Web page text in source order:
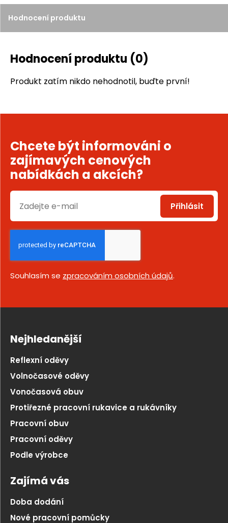
č
e
t
Hodnocení produktu
Hodnocení produktu (0)
Produkt zatím nikdo nehodnotil, buďte první!
Chcete být informováni o
zajímavých cenových
nabídkách a akcích?
Přihlásit
Souhlasím se zpracováním osobních údajů.
Nejhledanější
Reflexní oděvy
Volnočasové oděvy
Vonočasová obuv
Protiřezné pracovní rukavice a rukávníky
Pracovní obuv
Pracovní oděvy
Podle výrobce
Zajímá vás
Doba dodání
Nové pracovní pomůcky